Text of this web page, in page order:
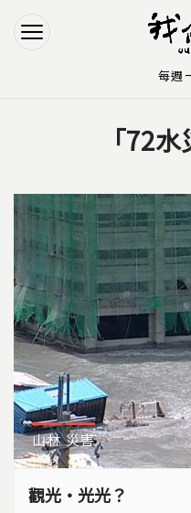
Jump
Jump
「72
山林 災害
觀光‧光光？
每週